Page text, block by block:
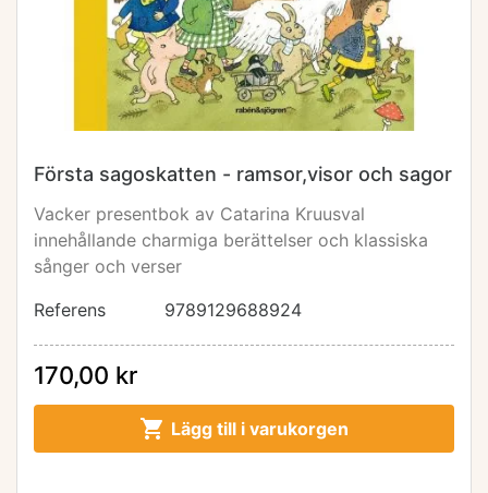
Första sagoskatten - ramsor,visor och sagor
Vacker presentbok av Catarina Kruusval
innehållande charmiga berättelser och klassiska
sånger och verser
Referens
9789129688924
170,00 kr
 Lägg till i varukorgen